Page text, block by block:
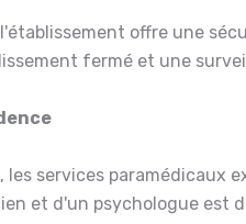
offre une
fermé et une
services paramédicaux
et d'un psychologue est